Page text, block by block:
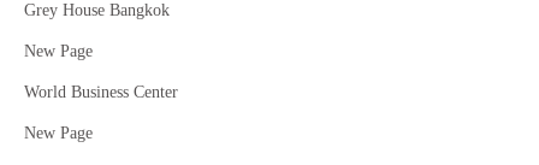
Grey House Bangkok
New Page
World Business Center
New Page